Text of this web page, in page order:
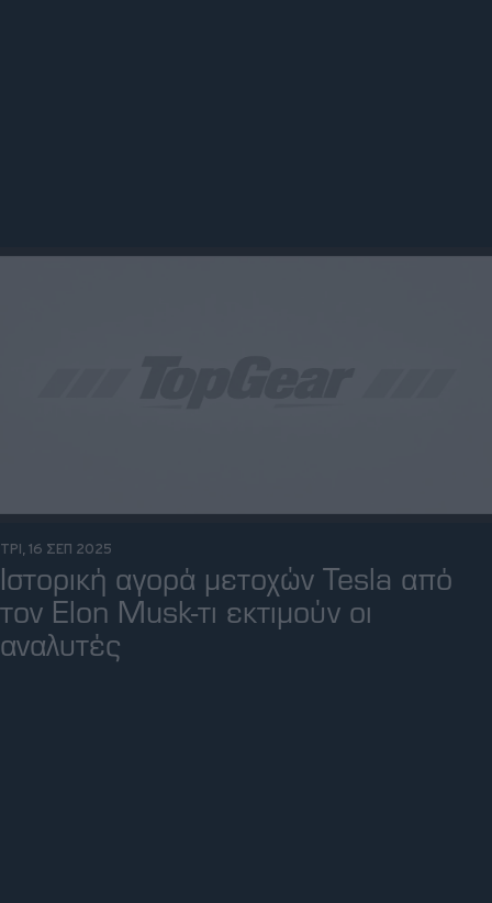
ΤΡΙ, 16 ΣΕΠ 2025
Ιστορική αγορά μετοχών Tesla από
τον Elon Musk-τι εκτιμούν οι
αναλυτές